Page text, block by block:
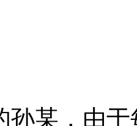
孙某，由